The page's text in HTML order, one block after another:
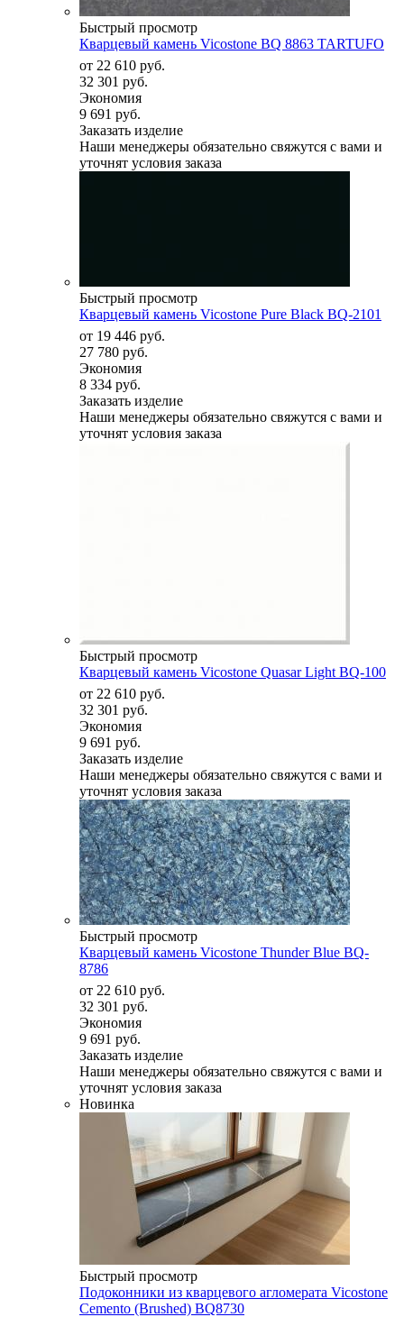
Быстрый просмотр
Кварцевый камень Vicostone BQ 8863 TARTUFO
от 22 610 руб.
32 301 руб.
Экономия
9 691 руб.
Заказать изделие
Наши менеджеры обязательно свяжутся с вами и
уточнят условия заказа
Быстрый просмотр
Кварцевый камень Vicostone Pure Black BQ-2101
от 19 446 руб.
27 780 руб.
Экономия
8 334 руб.
Заказать изделие
Наши менеджеры обязательно свяжутся с вами и
уточнят условия заказа
Быстрый просмотр
Кварцевый камень Vicostone Quasar Light BQ-100
от 22 610 руб.
32 301 руб.
Экономия
9 691 руб.
Заказать изделие
Наши менеджеры обязательно свяжутся с вами и
уточнят условия заказа
Быстрый просмотр
Кварцевый камень Vicostone Thunder Blue BQ-
8786
от 22 610 руб.
32 301 руб.
Экономия
9 691 руб.
Заказать изделие
Наши менеджеры обязательно свяжутся с вами и
уточнят условия заказа
Новинка
Быстрый просмотр
Подоконники из кварцевого агломерата Vicostone
Cemento (Brushed) BQ8730